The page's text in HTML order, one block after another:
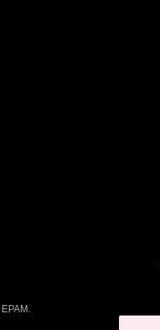
EPAM .